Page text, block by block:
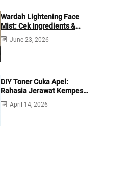
Wardah Lightening Face
Mist: Cek Ingredients &
Manfaatnya
June 23, 2026
DIY Toner Cuka Apel:
Rahasia Jerawat Kempes
dalam 2 Hari!
April 14, 2026